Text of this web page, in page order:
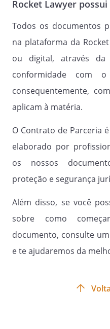
Rocket Lawyer
Todos os documentos
na plataforma da
ou digital, através da
conformidade com
consequentemente,
aplicam à matéria.
O Contrato de Parceria
elaborado por
os nossos
proteção e segurança
Além disso, se você
sobre como
documento, consulte
e te ajudaremos da